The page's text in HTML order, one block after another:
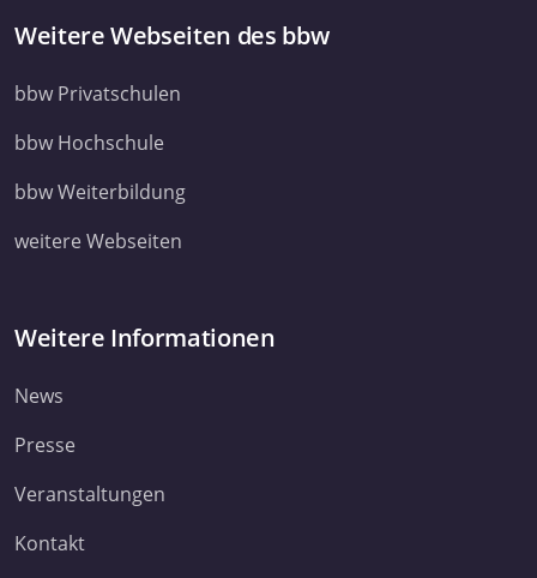
Weitere Webseiten des bbw
bbw Privatschulen
bbw Hochschule
bbw Weiterbildung
weitere Webseiten
Weitere Informationen
News
Presse
Veranstaltungen
Kontakt